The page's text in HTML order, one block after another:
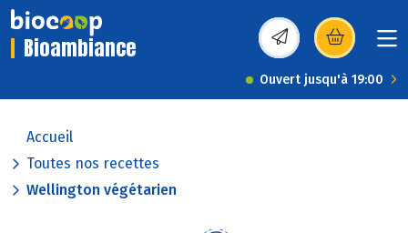
Bioambiance (s’ouvre dans une
Ouvert jusqu'à 19:00
Accueil
Toutes nos recettes
Wellington végétarien